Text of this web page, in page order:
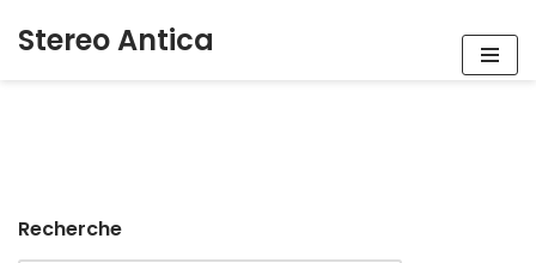
Stereo Antica
Recherche